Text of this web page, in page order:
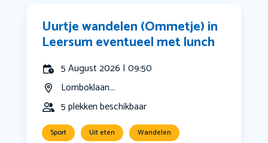
Uurtje wandelen (Ommetje) in
Leersum eventueel met lunch
5 August 2026 | 09:50
Lomboklaan...
5 plekken beschikbaar
Sport Uit eten Wandelen